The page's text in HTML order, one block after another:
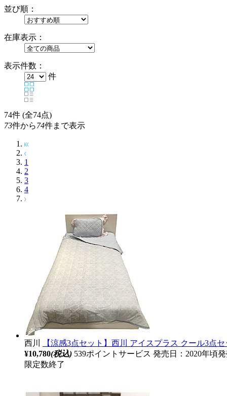
並び順：
在庫表示：
表示件数：
件
74件 (全74点)
73件から74件まで表示
1
2
3
4
西川
【涼感3点セット】西川 アイスプラス クール3点
¥10,780(税込) 539ポイントサービス 発売日：2020年頃
限定数終了